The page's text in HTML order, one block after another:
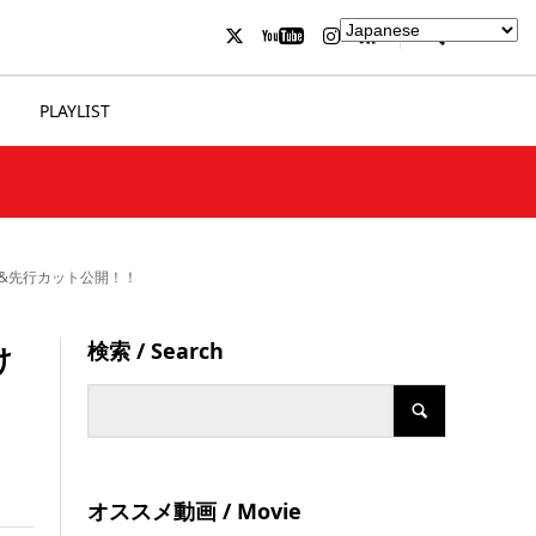
PLAYLIST
行カット公開！！
検索 / Search
オススメ動画 / Movie